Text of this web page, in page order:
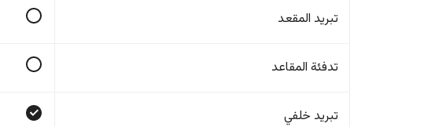
تبريد المقعد
تدفئة المقاعد
تبريد خلفي